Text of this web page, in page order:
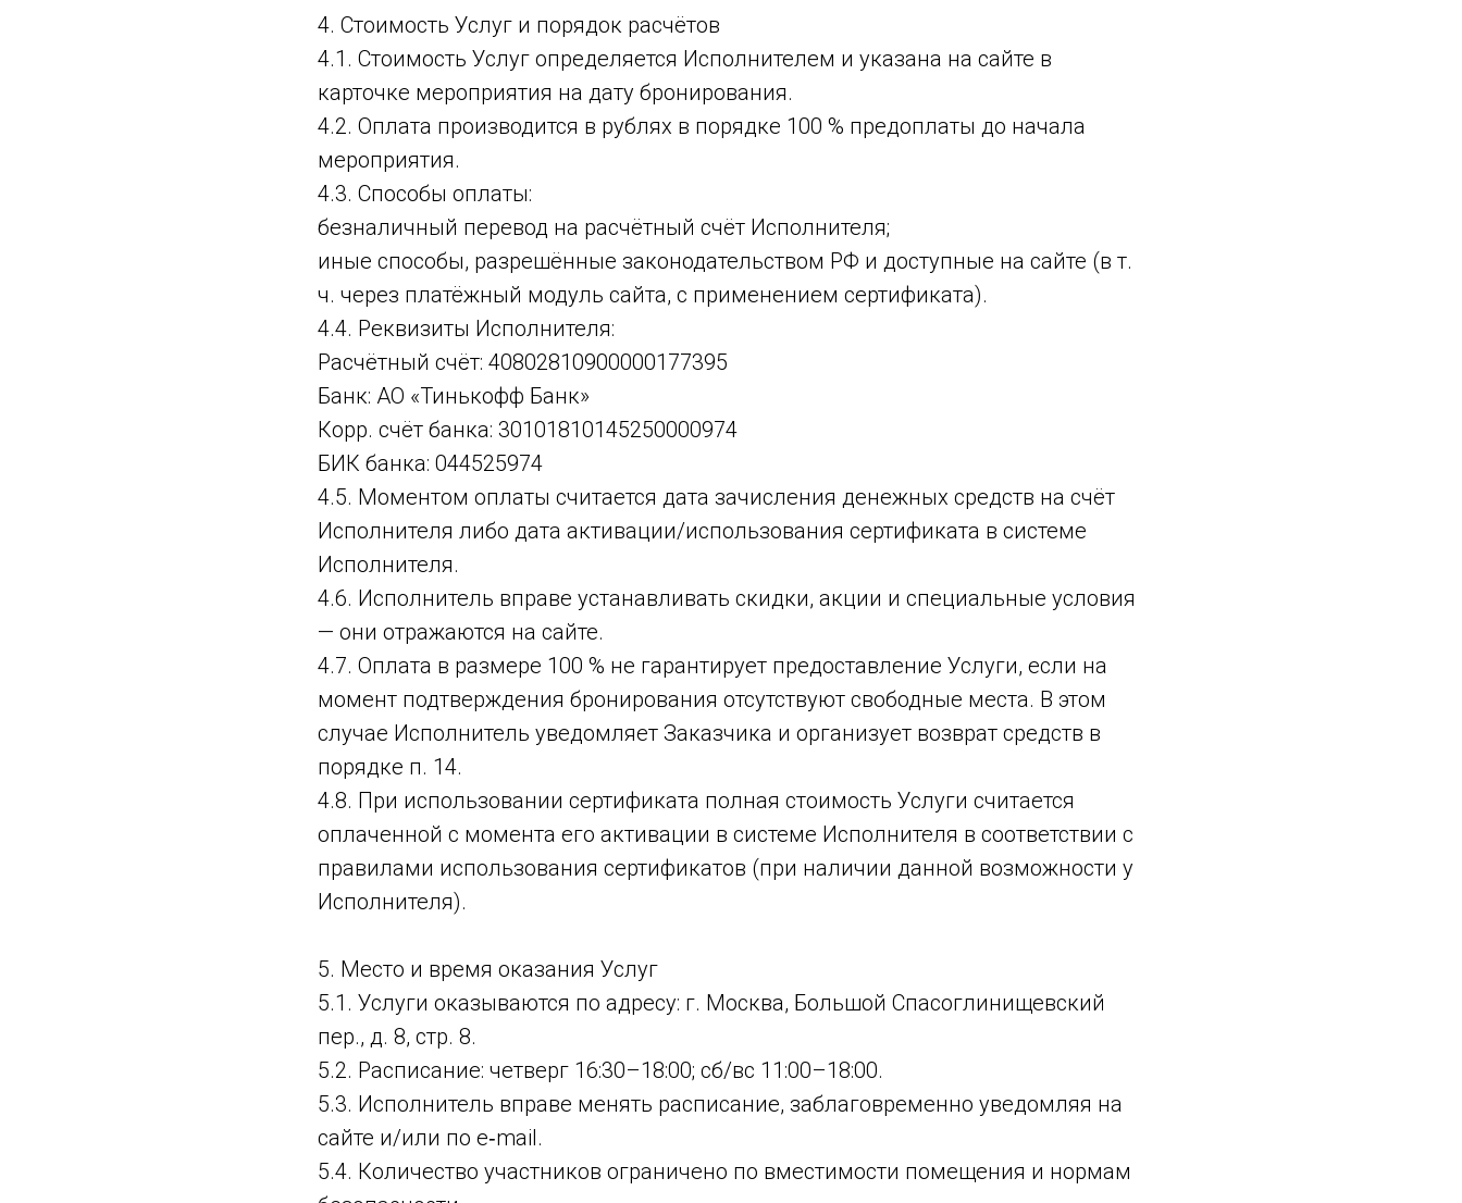
4. Стоимость Услуг и порядок расчётов
4.1. Стоимость Услуг определяется Исполнителем и указана на сайте в
карточке мероприятия на дату бронирования.
4.2. Оплата производится в рублях в порядке 100 % предоплаты до начала
мероприятия.
4.3. Способы оплаты:
безналичный перевод на расчётный счёт Исполнителя;
иные способы, разрешённые законодательством РФ и доступные на сайте (в т.
ч. через платёжный модуль сайта, с применением сертификата).
4.4. Реквизиты Исполнителя:
Расчётный счёт: 40802810900000177395
Банк: АО «Тинькофф Банк»
Корр. счёт банка: 30101810145250000974
БИК банка: 044525974
4.5. Моментом оплаты считается дата зачисления денежных средств на счёт
Исполнителя либо дата активации/использования сертификата в системе
Исполнителя.
4.6. Исполнитель вправе устанавливать скидки, акции и специальные условия
— они отражаются на сайте.
4.7. Оплата в размере 100 % не гарантирует предоставление Услуги, если на
момент подтверждения бронирования отсутствуют свободные места. В этом
случае Исполнитель уведомляет Заказчика и организует возврат средств в
порядке п. 14.
4.8. При использовании сертификата полная стоимость Услуги считается
оплаченной с момента его активации в системе Исполнителя в соответствии с
правилами использования сертификатов (при наличии данной возможности у
Исполнителя).
5. Место и время оказания Услуг
5.1. Услуги оказываются по адресу: г. Москва, Большой Спасоглинищевский
пер., д. 8, стр. 8.
5.2. Расписание: четверг 16:30–18:00; сб/вс 11:00–18:00.
5.3. Исполнитель вправе менять расписание, заблаговременно уведомляя на
сайте и/или по e‑mail.
5.4. Количество участников ограничено по вместимости помещения и нормам